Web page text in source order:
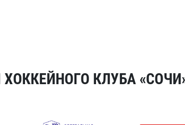
КЛУБА